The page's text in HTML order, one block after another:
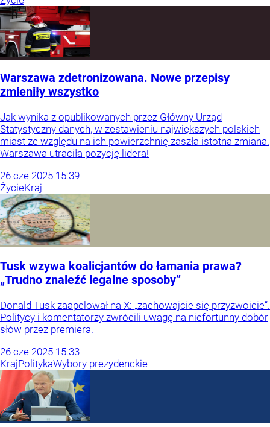
Warszawa zdetronizowana. Nowe przepisy
zmieniły wszystko
Jak wynika z opublikowanych przez Główny Urząd
Statystyczny danych, w zestawieniu największych polskich
miast ze względu na ich powierzchnię zaszła istotna zmiana.
Warszawa utraciła pozycję lidera!
26 cze 2025 15:39
ŻycieKraj
Tusk wzywa koalicjantów do łamania prawa?
„Trudno znaleźć legalne sposoby”
Donald Tusk zaapelował na X: „zachowajcie się przyzwoicie”.
Politycy i komentatorzy zwrócili uwagę na niefortunny dobór
słów przez premiera.
26 cze 2025 15:33
KrajPolitykaWybory prezydenckie